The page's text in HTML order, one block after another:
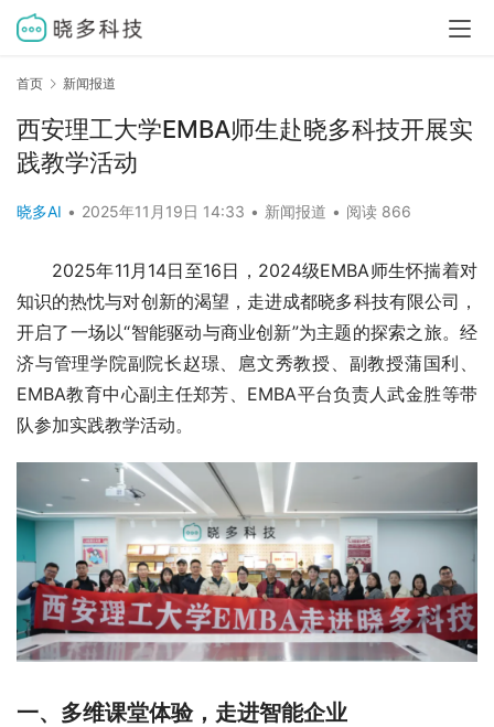
首页 新闻报道
西安理工大学EMBA师生赴晓多科技开展实
践教学活动
晓多AI • 2025年11月19日 14:33 • 新闻报道 • 阅读 866
2025年11月14日至16日，2024级EMBA师生怀揣着对
知识的热忱与对创新的渴望，走进成都晓多科技有限公司，
开启了一场以“智能驱动与商业创新”为主题的探索之旅。经
济与管理学院副院长赵璟、扈文秀教授、副教授蒲国利、
EMBA教育中心副主任郑芳、EMBA平台负责人武金胜等带
队参加实践教学活动。
一、多维课堂体验，走进智能企业